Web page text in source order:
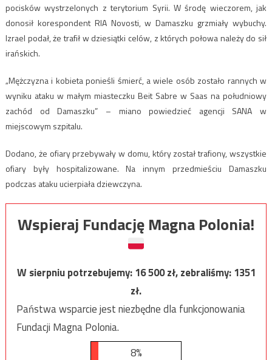
pocisków wystrzelonych z terytorium Syrii. W środę wieczorem, jak
donosił korespondent RIA Novosti, w Damaszku grzmiały wybuchy.
Izrael podał, że trafił w dziesiątki celów, z których połowa należy do sił
irańskich.
„Mężczyzna i kobieta ponieśli śmierć, a wiele osób zostało rannych w
wyniku ataku w małym miasteczku Beit Sabre w Saas na południowy
zachód od Damaszku” – miano powiedzieć agencji SANA w
miejscowym szpitalu.
Dodano, że ofiary przebywały w domu, który został trafiony, wszystkie
ofiary były hospitalizowane. Na innym przedmieściu Damaszku
podczas ataku ucierpiała dziewczyna.
Wspieraj Fundację Magna Polonia!
W sierpniu potrzebujemy:16 500zł, zebraliśmy:1351
zł.
Państwa wsparcie jest niezbędne dla funkcjonowania
Fundacji Magna Polonia.
8%